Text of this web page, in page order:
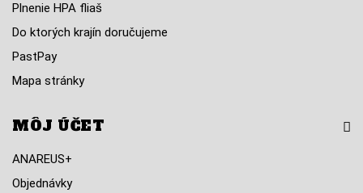
Plnenie HPA fliaš
Do ktorých krajín doručujeme
PastPay
Mapa stránky
MÔJ ÚČET
ANAREUS+
Objednávky